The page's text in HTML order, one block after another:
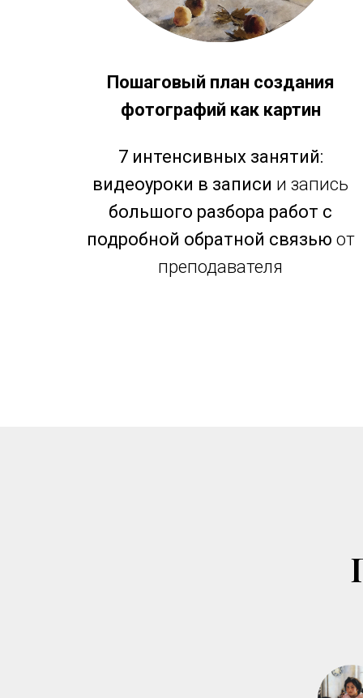
Пошаговый план создания
фотографий как картин
7 интенсивных занятий:
видеоуроки в записи и запись
большого разбора работ с
подробной обратной связью от
преподавателя